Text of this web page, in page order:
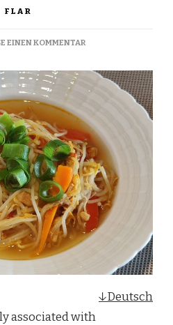
FLAR
EINEN KOMMENTARZU
SOUP
↓Deutsch
associated with